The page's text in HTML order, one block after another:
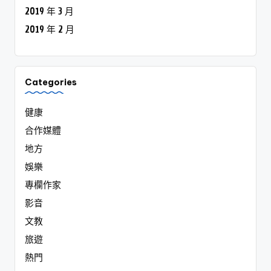
2019 年 3 月
2019 年 2 月
Categories
健康
合作媒體
地方
娛樂
專欄作家
影音
文教
旅遊
熱門